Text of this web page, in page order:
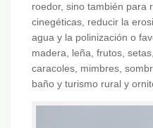
roedor, sino también para
cinegéticas, reducir la
agua y la polinización o
madera, leña, frutos,
caracoles, mimbres,
baño y turismo rural y